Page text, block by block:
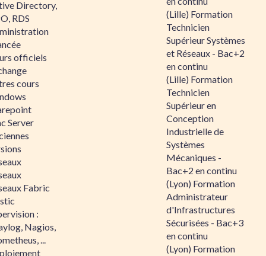
Directory,
RDS
officiels
cours
Server
Fabric
:
Nagios,
...
(Lille) Formation
Technicien
Supérieur Systèmes
et Réseaux - Bac+2
en continu
(Lille) Formation
Technicien
Supérieur en
Conception
Industrielle de
Systèmes
Mécaniques -
Bac+2 en continu
(Lyon) Formation
Administrateur
d'Infrastructures
Sécurisées - Bac+3
en continu
(Lyon) Formation